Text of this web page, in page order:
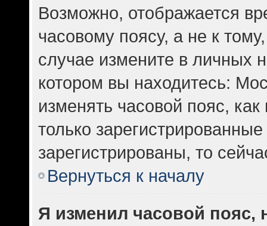
Возможно, отображается
часовому поясу, а не к
случае измените в личных
котором вы находитесь:
изменять часовой пояс,
только
зарегистрированы, то
Вернуться к началу
Я изменил часовой пояс,